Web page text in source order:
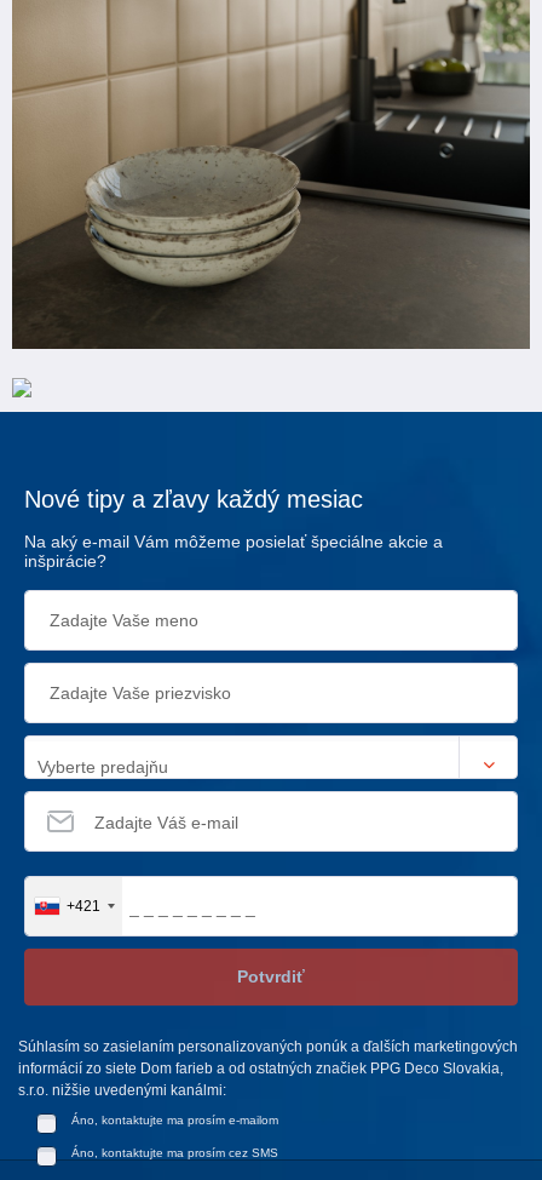
Nové tipy a zľavy každý mesiac
Na aký e-mail Vám môžeme posielať špeciálne akcie a
inšpirácie?
Vyberte predajňu
+421
Potvrdiť
Súhlasím so zasielaním personalizovaných ponúk a ďalších marketingových
informácií zo siete Dom farieb a od ostatných značiek PPG Deco Slovakia,
s.r.o. nižšie uvedenými kanálmi:
Áno, kontaktujte ma prosím e-mailom
Áno, kontaktujte ma prosím cez SMS